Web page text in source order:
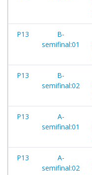
P13
B-
semifinal:01
P13
B-
semifinal:02
P13
A-
semifinal:01
P13
A-
semifinal:02